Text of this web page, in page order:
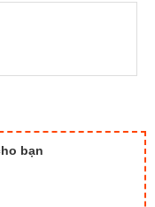
bạn